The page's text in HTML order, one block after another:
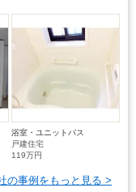
浴室・ユニットバス
戸建住宅
119万円
の事例をもっと見る >